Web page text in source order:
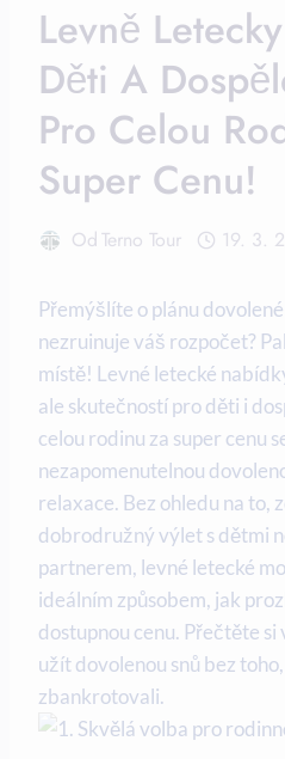
Levně
Děti A
Pro Celou
Super Cenu!
OdTerno Tour 19. 3.
Přemýšlíte o​ plánu⁢
nezruinuje váš rozpočet?
místě! Levné letecké
ale skutečností pro děti⁣ i
celou ⁣rodinu za super cenu
⁢nezapomenutelnou
relaxace. Bez ohledu⁢ na to,
⁤dobrodružný​ výlet s dětmi
partnerem, levné letecké
ideálním způsobem, jak
dostupnou cenu. Přečtěte si
užít dovolenou‌ snů bez
zbankrotovali.